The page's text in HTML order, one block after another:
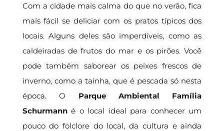
Com a cidade mais calma do que no verão, fica
mais fácil se deliciar com os pratos típicos dos
locais. Alguns deles são imperdíveis, como as
caldeiradas de frutos do mar e os pirões. Você
pode também saborear os peixes frescos de
inverno, como a tainha, que é pescada só nesta
época. O Parque Ambiental Família
Schurmanné o local ideal para conhecer um
pouco do folclore do local, da cultura e ainda